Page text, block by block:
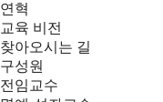
연혁
교육 비전
찾아오시는 길
구성원
전임교수